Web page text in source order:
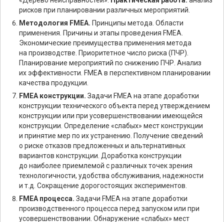
рисков при планировании различных мероприятий.
Методология FMEA. Принципы метода. Области
применения. Причины и этапы проведения FMEA.
Экономические преимущества применения метода
на производстве. Приоритетное число риска (ПЧР).
Планирование мероприятий по снижению ПЧР. Анализ
их эффективности. FMEA в перспективном планировании
качества продукции.
FMEA конструкции. Задачи FMEA на этапе доработки
конструкции технического объекта перед утверждением
конструкции или при усовершенствовании имеющейся
конструкции. Определение «слабых» мест конструкции
и принятие мер по их устранению. Получение сведений
о риске отказов предложенных и альтернативных
вариантов конструкции. Доработка конструкции
до наиболее приемлемой с различных точек зрения
технологичности, удобства обслуживания, надежности
и т.д. Сокращение дорогостоящих экспериментов.
FMEA процесса. Задачи FMEA на этапе доработки
производственного процесса перед запуском или при
усовершенствовании. Обнаружение «слабых» мест